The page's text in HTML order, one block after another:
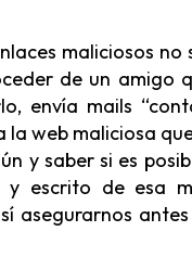
maliciosos
de un amigo
envía mails
web maliciosa
y saber si es
escrito de esa
asegurarnos